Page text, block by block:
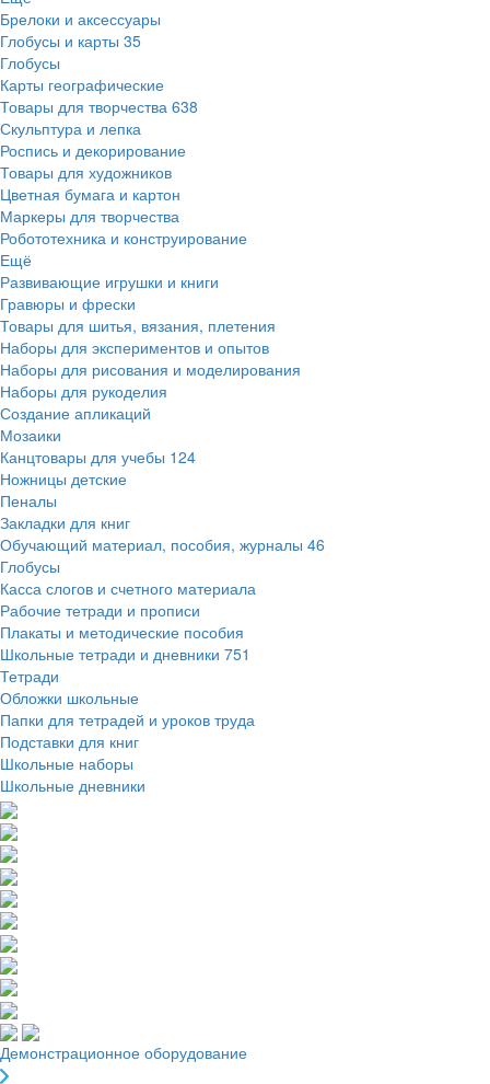
Брелоки и аксессуары
Глобусы и карты 35
Глобусы
Карты географические
Товары для творчества 638
Скульптура и лепка
Роспись и декорирование
Товары для художников
Цветная бумага и картон
Маркеры для творчества
Робототехника и конструирование
Ещё
Развивающие игрушки и книги
Гравюры и фрески
Товары для шитья, вязания, плетения
Наборы для экспериментов и опытов
Наборы для рисования и моделирования
Наборы для рукоделия
Создание апликаций
Мозаики
Канцтовары для учебы 124
Ножницы детские
Пеналы
Закладки для книг
Обучающий материал, пособия, журналы 46
Глобусы
Касса слогов и счетного материала
Рабочие тетради и прописи
Плакаты и методические пособия
Школьные тетради и дневники 751
Тетради
Обложки школьные
Папки для тетрадей и уроков труда
Подставки для книг
Школьные наборы
Школьные дневники
Демонстрационное оборудование